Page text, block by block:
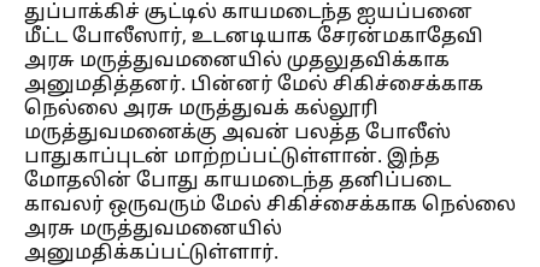
துப்பாக்கிச் சூட்டில் காயமடைந்த ஐயப்பனை
மீட்ட போலீஸார், உடனடியாக சேரன்மகாதேவி
அரசு மருத்துவமனையில் முதலுதவிக்காக
அனுமதித்தனர். பின்னர் மேல் சிகிச்சைக்காக
நெல்லை அரசு மருத்துவக் கல்லூரி
மருத்துவமனைக்கு அவன் பலத்த போலீஸ்
பாதுகாப்புடன் மாற்றப்பட்டுள்ளான். இந்த
மோதலின் போது காயமடைந்த தனிப்படை
காவலர் ஒருவரும் மேல் சிகிச்சைக்காக நெல்லை
அரசு மருத்துவமனையில்
அனுமதிக்கப்பட்டுள்ளார்.